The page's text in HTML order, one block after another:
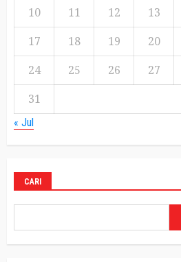
10
11 12 13
17
18 19 20
24
25 26 27
31
« Jul
CARI